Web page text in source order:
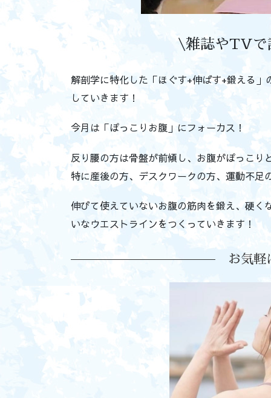
\雑誌やTVで
解剖学に特化した「ほぐす+伸ばす+鍛える
していきます！
今月は「ぽっこりお腹」にフォーカス！
反り腰の方は骨盤が前傾し、お腹がぽっこり
特に産後の方、デスクワークの方、運動不
伸びて使えていないお腹の筋肉を鍛え、硬
いなウエストラインをつくっていきます！
お気軽